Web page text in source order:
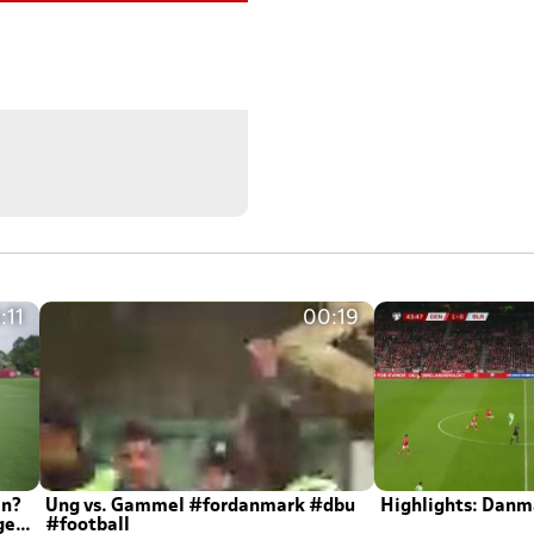
00:19
Ung vs. Gammel #fordanmark #dbu
#football
Highlights: